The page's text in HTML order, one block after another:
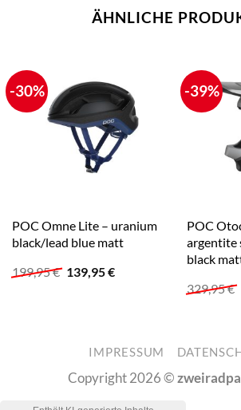
ÄHNLICHE
-30%
POC Omne Lite – uranium
black/lead blue matt
199,95€ Ursprünglicher
139,95€Aktueller
-39%
POC
argentite
black
329,95€
IMPRESSUM
Copyright 2026 ©